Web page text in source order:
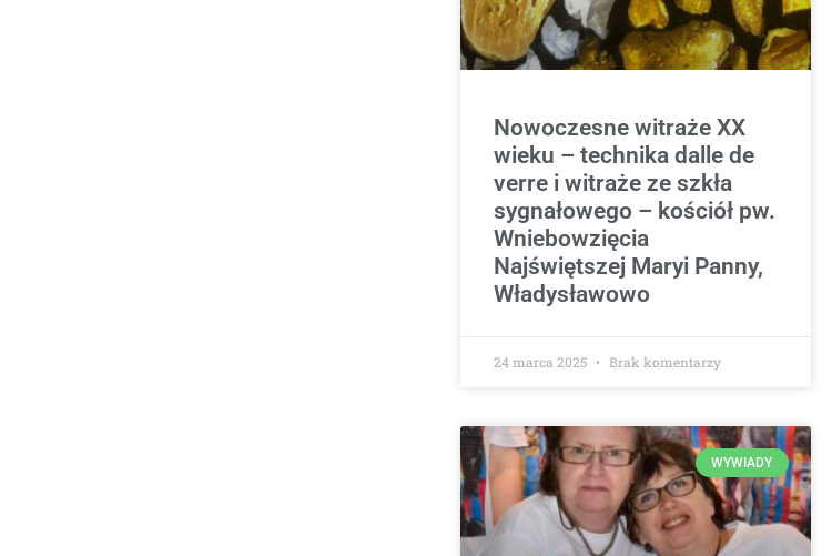
Nowoczesne witraże XX
wieku – technika dalle de
verre i witraże ze szkła
sygnałowego – kościół pw.
Wniebowzięcia
Najświętszej Maryi Panny,
Władysławowo
24 marca 2025 Brak komentarzy
WYWIADY